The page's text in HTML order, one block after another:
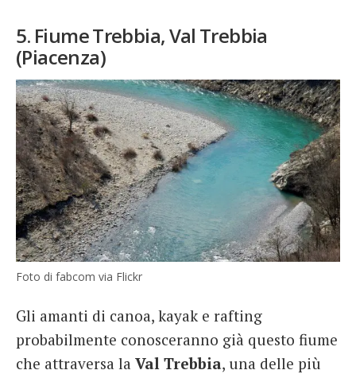
5. Fiume Trebbia, Val Trebbia
(Piacenza)
Foto di fabcom via Flickr
Gli amanti di canoa, kayak e rafting
probabilmente conosceranno già questo fiume
che attraversa la Val Trebbia, una delle più